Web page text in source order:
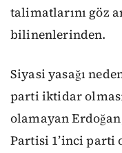
talimatlarını göz
bilinenlerinden.
Siyasi yasağı
parti iktidar
olamayan
Partisi 1’inci parti